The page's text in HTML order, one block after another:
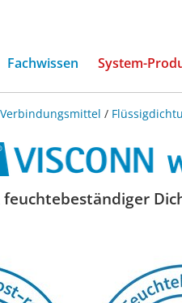
Fachwissen System-
Verbindungsmittel /